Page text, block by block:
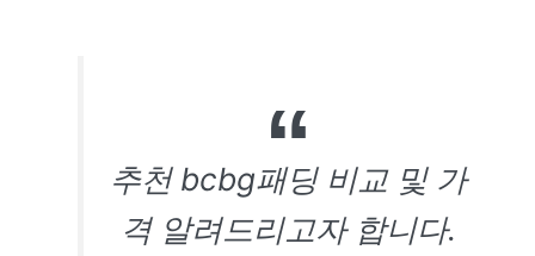
추천 bcbg패딩 비교 및 가
격 알려드리고자 합니다.